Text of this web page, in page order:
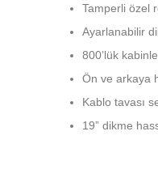
Tamperli özel
Ayarlanabilir
800’lük
Ön ve arkaya
Kablo tavası
19” dikme